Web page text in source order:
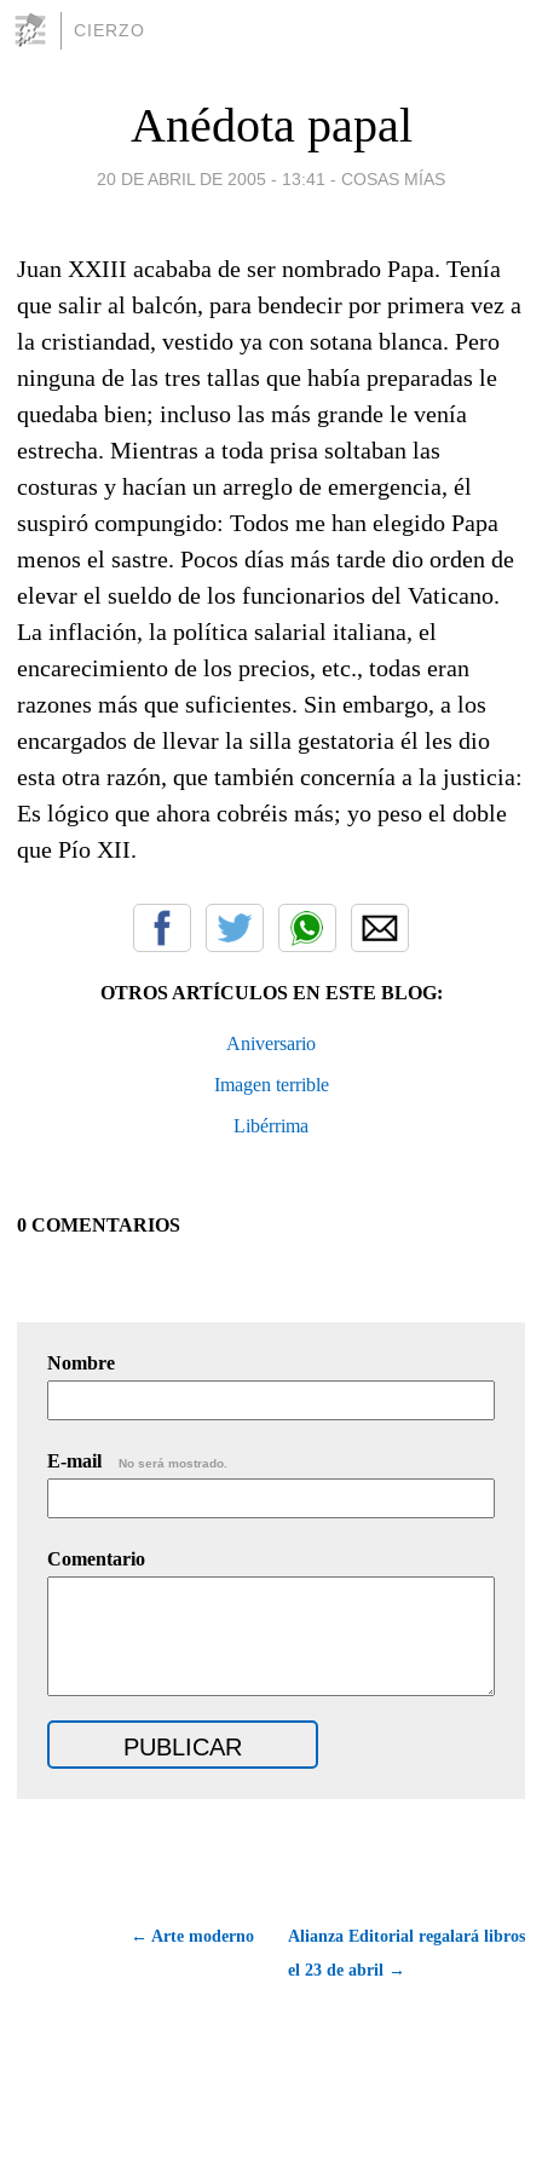
CIERZO
Anédota papal
20 DE ABRIL DE 2005 - 13:41 - COSAS MÍAS
Juan XXIII acababa de ser nombrado Papa. Tenía
que salir al balcón, para bendecir por primera vez a
la cristiandad, vestido ya con sotana blanca. Pero
ninguna de las tres tallas que había preparadas le
quedaba bien; incluso las más grande le venía
estrecha. Mientras a toda prisa soltaban las
costuras y hacían un arreglo de emergencia, él
suspiró compungido: Todos me han elegido Papa
menos el sastre. Pocos días más tarde dio orden de
elevar el sueldo de los funcionarios del Vaticano.
La inflación, la política salarial italiana, el
encarecimiento de los precios, etc., todas eran
razones más que suficientes. Sin embargo, a los
encargados de llevar la silla gestatoria él les dio
esta otra razón, que también concernía a la justicia:
Es lógico que ahora cobréis más; yo peso el doble
que Pío XII.
OTROS ARTÍCULOS EN ESTE BLOG:
Aniversario
Imagen terrible
Libérrima
0 COMENTARIOS
Nombre
E-mail No será mostrado.
Comentario
← Arte moderno
Alianza Editorial regalará libros
el 23 de abril →